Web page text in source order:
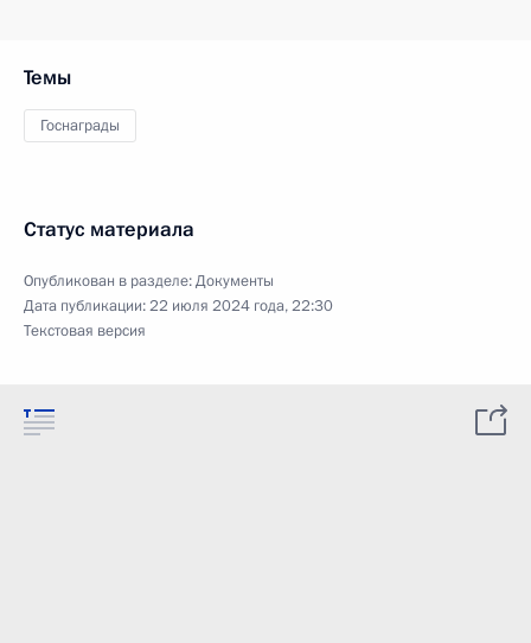
Темы
Госнаграды
Статус материала
Опубликован в разделе:Документы
Дата публикации:22 июля 2024 года, 22:30
Текстовая версия